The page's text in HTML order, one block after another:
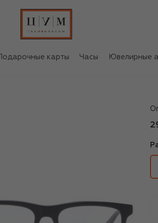
Подарочные карты Часы Ювелирные